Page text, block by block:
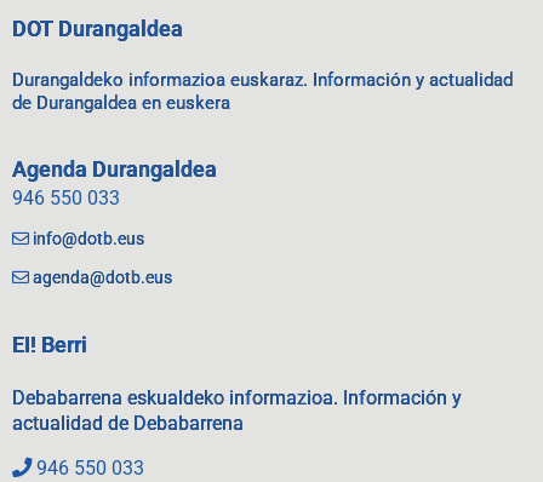
DOT Durangaldea
Durangaldeko informazioa euskaraz. Información y actualidad
de Durangaldea en euskera
Agenda Durangaldea
946 550 033
info@dotb.eus
agenda@dotb.eus
EI! Berri
Debabarrena eskualdeko informazioa. Información y
actualidad de Debabarrena
946 550 033